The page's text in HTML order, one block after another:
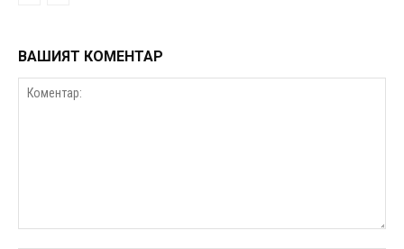
ВАШИЯТ КОМЕНТАР